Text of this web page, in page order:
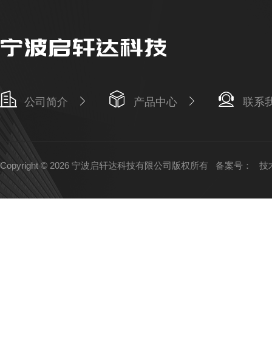
公司简介 产品中心 联系
Copyright © 2026 宁波启轩达科技有限公司版权所有 备案号： 技